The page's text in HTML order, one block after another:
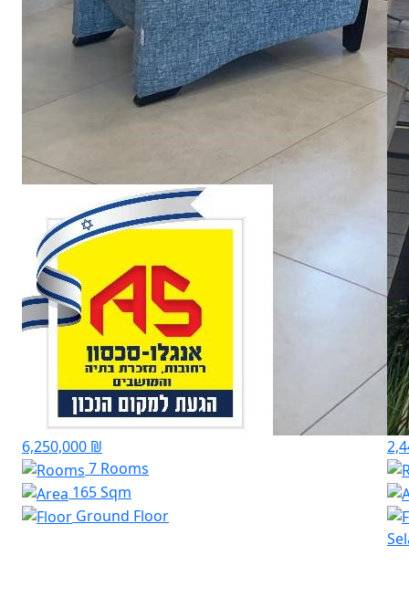
6,250,000 ₪
7 Rooms
165 Sqm
Ground Floor